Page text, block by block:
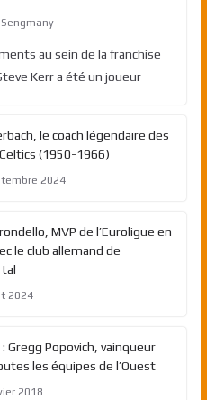
au sein de la franchise
Kerr a été un joueur
le coach légendaire des
(1950-1966)
2024
MVP de l’Euroligue en
le club allemand de
2024
Gregg Popovich, vainqueur
les équipes de l’Ouest
2018